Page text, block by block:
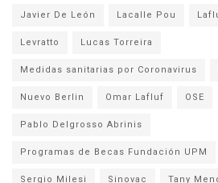
Javier De León Lacalle Pou
Levratto Lucas Torreira
Medidas sanitarias por Coronavirus
Nuevo Berlin Omar Lafluf OSE
Pablo Delgrosso Abrinis
Programas de Becas Fundación UPM
Sergio Milesi Sinovac Tany